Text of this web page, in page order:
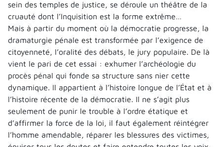
sein des temples de justice, se déroule un théâtre de la
cruauté dont l’Inquisition est la forme extrême…
Mais à partir du moment où la démocratie progresse, la
dramaturgie pénale est transformée par l’exigence de
citoyenneté, l’oralité des débats, le jury populaire. De là
vient le pari de cet essai : exhumer l’archéologie du
procès pénal qui fonde sa structure sans nier cette
dynamique. Il appartient à l’histoire longue de l’État et à
l’histoire récente de la démocratie. Il ne s’agit plus
seulement de punir le trouble à l’ordre étatique et
d’affirmer la force de la loi, il faut également réintégrer
l’homme amendable, réparer les blessures des victimes,